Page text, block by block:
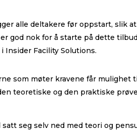
alle deltakere før oppstart, slik
god nok for å starte på dette
Insider Facility Solutions.
som møter kravene får mulighet
teoretiske og den praktiske
seg selv ned med teori og